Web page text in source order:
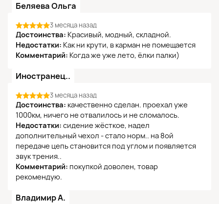
Беляева Ольга
3 месяца назад
Достоинства: Красивый, модный, складной.
Недостатки: Как ни крути, в карман не помещается
Комментарий: Когда же уже лето, ёлки палки)
Иностранец..
3 месяца назад
Достоинства: качественно сделан. проехал уже
1000км, ничего не отвалилось и не сломалось.
Недостатки: сидение жёсткое, надел
дополнительный чехол - стало норм.. на 8ой
передаче цепь становится под углом и появляется
звук трения..
Комментарий: покупкой доволен, товар
рекомендую.
Владимир А.